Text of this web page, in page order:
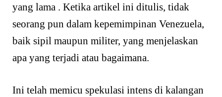
yang lama . Ketika artikel ini ditulis, tidak
seorang pun dalam kepemimpinan Venezuela,
baik sipil maupun militer, yang menjelaskan
apa yang terjadi atau bagaimana.
Ini telah memicu spekulasi intens di kalangan